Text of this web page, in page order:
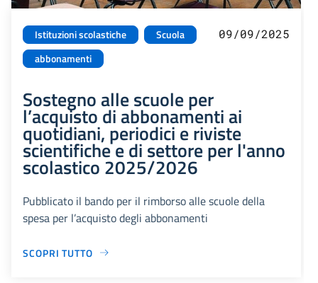
Istituzioni scolastiche
Scuola
abbonamenti
09/09/2025
Sostegno alle scuole per
l’acquisto di abbonamenti ai
quotidiani, periodici e riviste
scientifiche e di settore per l'anno
scolastico 2025/2026
Pubblicato il bando per il rimborso alle scuole della
spesa per l’acquisto degli abbonamenti
SCOPRI TUTTO